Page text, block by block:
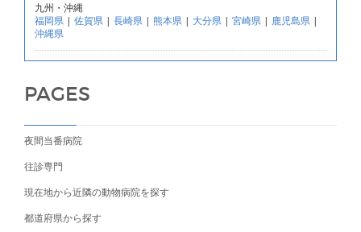
九州・沖縄
福岡県 | 佐賀県 | 長崎県 | 熊本県 | 大分県 | 宮崎県 | 鹿児島県 |
沖縄県
PAGES
夜間当番病院
往診専門
現在地から近隣の動物病院を探す
都道府県から探す